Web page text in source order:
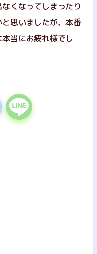
くなってしまったり
思いましたが、本番
当にお疲れ様でし